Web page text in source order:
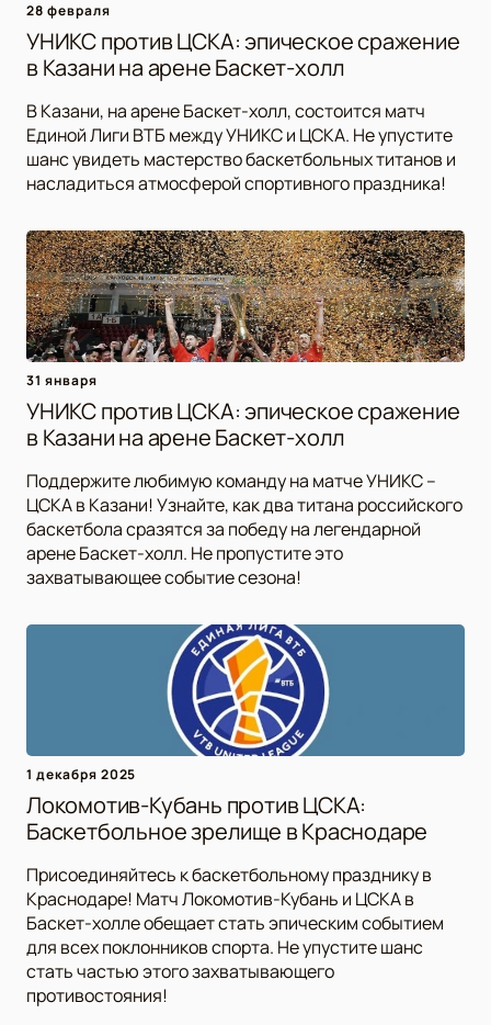
28 февраля
УНИКС против ЦСКА: эпическое сражение
в Казани на арене Баскет-холл
В Казани, на арене Баскет-холл, состоится матч
Единой Лиги ВТБ между УНИКС и ЦСКА. Не упустите
шанс увидеть мастерство баскетбольных титанов и
насладиться атмосферой спортивного праздника!
31 января
УНИКС против ЦСКА: эпическое сражение
в Казани на арене Баскет-холл
Поддержите любимую команду на матче УНИКС –
ЦСКА в Казани! Узнайте, как два титана российского
баскетбола сразятся за победу на легендарной
арене Баскет-холл. Не пропустите это
захватывающее событие сезона!
1 декабря 2025
Локомотив-Кубань против ЦСКА:
Баскетбольное зрелище в Краснодаре
Присоединяйтесь к баскетбольному празднику в
Краснодаре! Матч Локомотив-Кубань и ЦСКА в
Баскет-холле обещает стать эпическим событием
для всех поклонников спорта. Не упустите шанс
стать частью этого захватывающего
противостояния!